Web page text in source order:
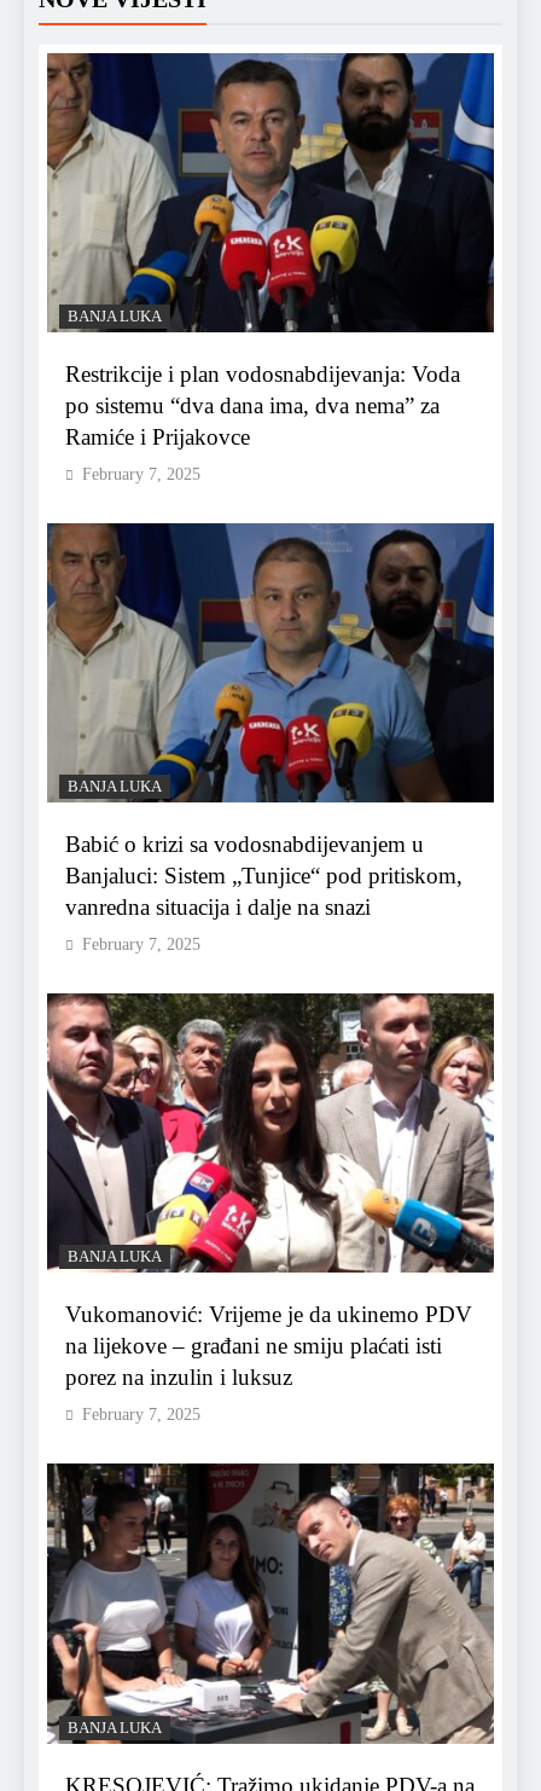
BANJA LUKA
Restrikcije i plan vodosnabdijevanja: Voda
po sistemu “dva dana ima, dva nema” za
Ramiće i Prijakovce
February 7, 2025
BANJA LUKA
Babić o krizi sa vodosnabdijevanjem u
Banjaluci: Sistem „Tunjice“ pod pritiskom,
vanredna situacija i dalje na snazi
February 7, 2025
BANJA LUKA
Vukomanović: Vrijeme je da ukinemo PDV
na lijekove – građani ne smiju plaćati isti
porez na inzulin i luksuz
February 7, 2025
BANJA LUKA
KRESOJEVIĆ: Tražimo ukidanje PDV-a na